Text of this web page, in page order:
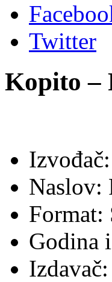
Twitter
Kopito –
Naslov:
Format:
Godina